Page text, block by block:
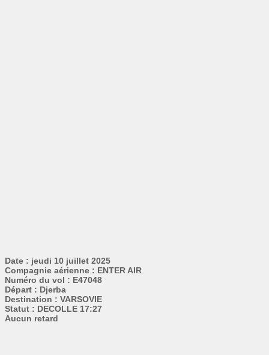
Date : jeudi 10 juillet 2025
Compagnie aérienne : ENTER AIR
Numéro du vol : E47048
Départ : Djerba
Destination : VARSOVIE
Statut : DECOLLE 17:27
Aucun retard